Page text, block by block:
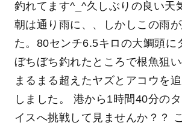
釣れてます^_^久しぶりの良い天
朝は通り雨に、、しかしこの雨
た。80センチ6.5キロの大鯛頭に
ぼちぼち釣れたところで根魚狙
まるまる超えたヤズとアコウを
しました。 港から1時間40分の
イスへ挑戦して見ませんか？？